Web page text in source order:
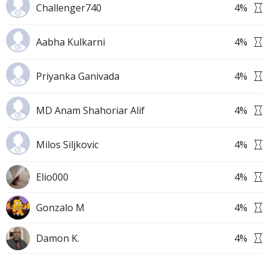
Challenger740 4%
Aabha Kulkarni 4%
Priyanka Ganivada 4%
MD Anam Shahoriar Alif 4%
Milos Siljkovic 4%
Elio000 4%
Gonzalo M 4%
Damon K. 4%